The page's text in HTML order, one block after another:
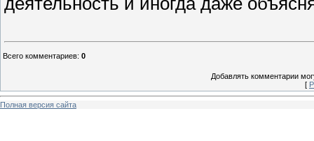
Всего комментариев: 0
Добавлять комментарии
[
Полная версия сайта